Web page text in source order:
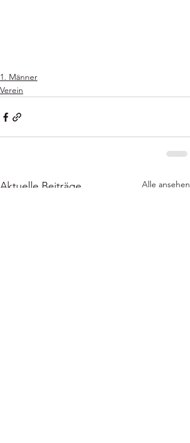
1. Männer
Verein
Aktuelle Beiträge Alle ansehen